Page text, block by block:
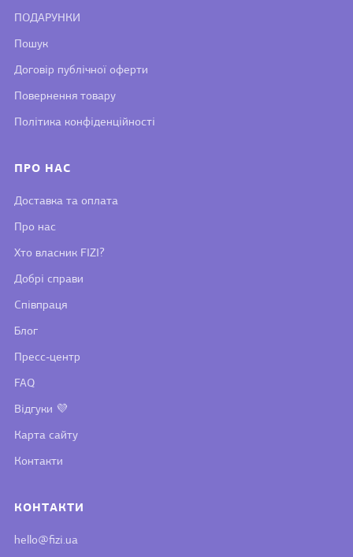
ПОДАРУНКИ
Пошук
Договір публічної оферти
Повернення товару
Політика конфіденційності
ПРО НАС
Доставка та оплата
Про нас
Хто власник FIZI?
Добрі справи
Співпраця
Блог
Пресс-центр
FAQ
Відгуки 💜
Карта сайту
Контакти
КОНТАКТИ
hello@fizi.ua